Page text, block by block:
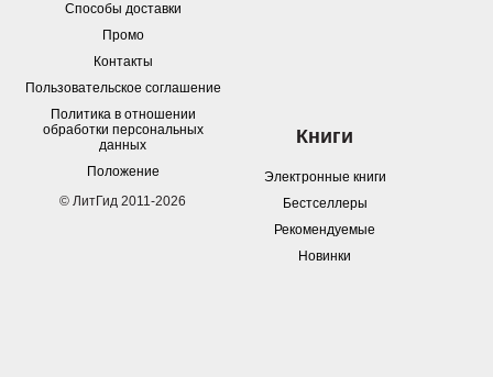
Способы доставки
Промо
Контакты
Пользовательское соглашение
Политика в отношении
обработки персональных
данных
Положение
© ЛитГид 2011-2026
Книги
Электронные книги
Бестселлеры
Рекомендуемые
Новинки